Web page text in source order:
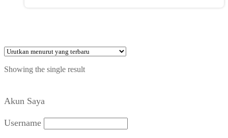
Showing the single result
Akun Saya
Username